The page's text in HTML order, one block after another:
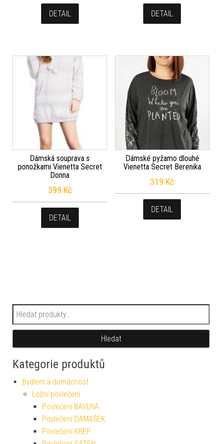
DETAIL DETAIL
Dámská souprava s
ponožkami Vienetta Secret
Donna
399 Kč
DETAIL
Dámské pyžamo dlouhé
Vienetta Secret Berenika
319 Kč
DETAIL
Hledat:
Hledat
Kategorie produktů
Bydlení a domácnost
Ložní povlečení
Povlečení BAVLNA
Povlečení DAMAŠEK
Povlečení KREP